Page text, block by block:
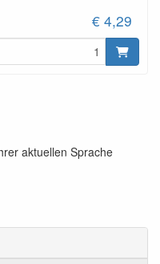
€ 4,29
aktuellen Sprache